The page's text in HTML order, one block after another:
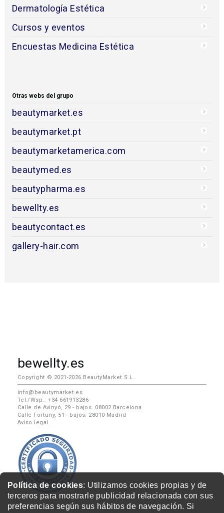
Política de cookies: Utilizamos cookies propias y de
terceros para mostrarle publicidad relacionada con sus
preferencias según sus hábitos de navegación. Si
Dermatología Estética
Cursos y eventos
Encuestas Medicina Estética
Otras webs del grupo
beautymarket.es
beautymarket.pt
beautymarketamerica.com
beautymed.es
beautypharma.es
bewellty.es
beautycontact.es
gallery-hair.com
bewellty.es
Copyright © 2021-2026 BeautyMarket S.L.
info@beautymarket.es
Tel./Wsp.: +34 661913286
Calle de Avinyó, 29 - bajos. 08002 Barcelona
Calle Fortuny, 51 - bajos. 28010 Madrid
Aviso legal